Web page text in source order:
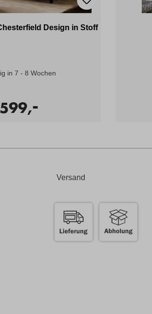
Design in Stoff
in 7 - 8 Wochen
599,
-
Versand